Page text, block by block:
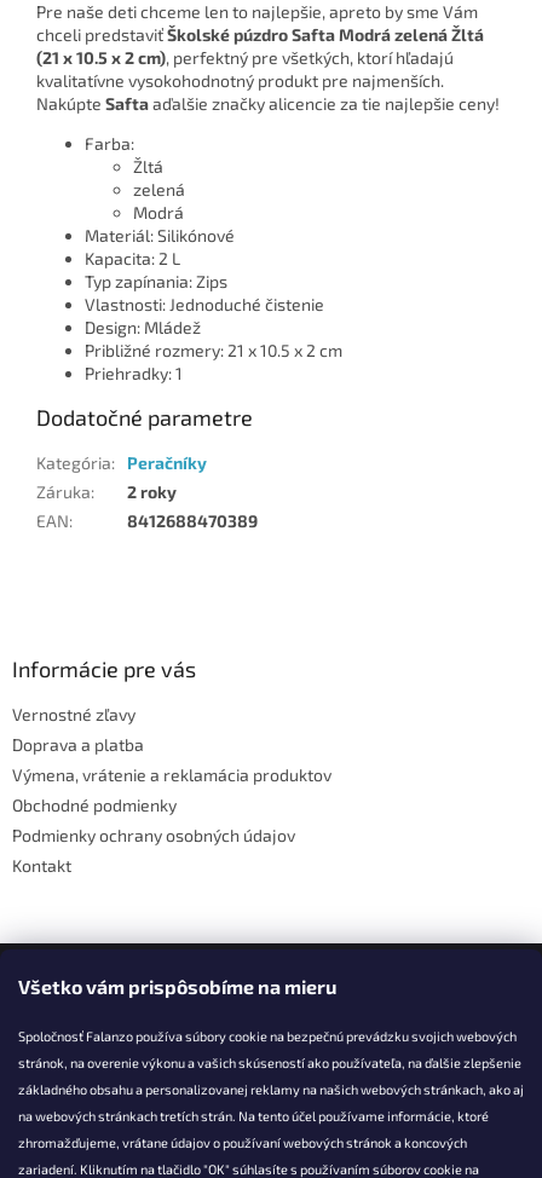
Všetko vám prispôsobíme na mieru
Spoločnosť Falanzo používa súbory cookie na bezpečnú prevádzku svojich webových
stránok, na overenie výkonu a vašich skúseností ako používateľa, na ďalšie zlepšenie
základného obsahu a personalizovanej reklamy na našich webových stránkach, ako aj
na webových stránkach tretích strán. Na tento účel používame informácie, ktoré
zhromažďujeme, vrátane údajov o používaní webových stránok a koncových
zariadení. Kliknutím na tlačidlo "OK" súhlasíte s používaním súborov cookie na
Pre naše deti chceme len to najlepšie, apreto by sme Vám
chceli predstaviťŠkolské púzdro Safta Modrá zelená Žltá
(21 x 10.5 x 2 cm), perfektný pre všetkých, ktorí hľadajú
kvalitatívne vysokohodnotný produkt pre najmenších.
Nakúpte Saftaaďalšie značky alicencie za tie najlepšie ceny!
Farba:
Žltá
zelená
Modrá
Materiál: Silikónové
Kapacita: 2 L
Typ zapínania: Zips
Vlastnosti: Jednoduché čistenie
Design: Mládež
Približné rozmery: 21 x 10.5 x 2 cm
Priehradky: 1
Dodatočné parametre
Kategória:
Peračníky
Záruka:
2 roky
EAN: 8412688470389
Informácie pre vás
Vernostné zľavy
Doprava a platba
Výmena, vrátenie a reklamácia produktov
Obchodné podmienky
Podmienky ochrany osobných údajov
Kontakt
Facebook
KONTAKT
info@falanzo.sk